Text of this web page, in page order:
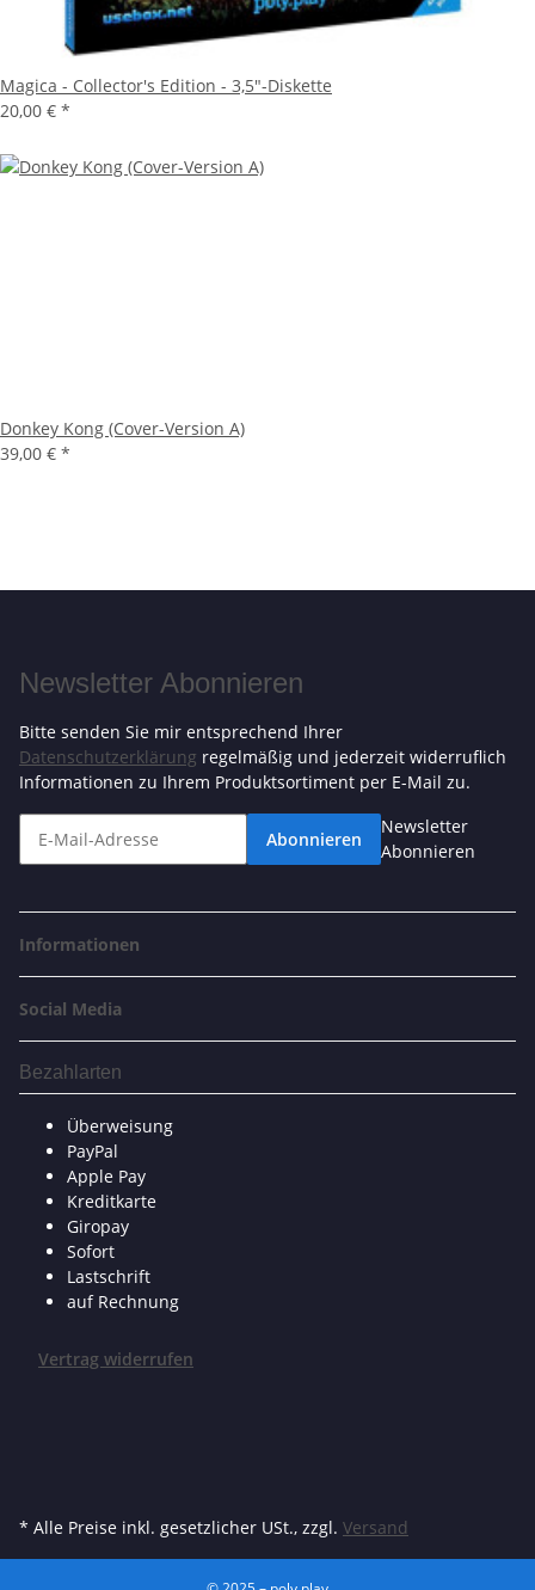
Magica - Collector's Edition - 3,5"-Diskette
20,00 € *
Donkey Kong (Cover-Version A)
39,00 € *
Newsletter Abonnieren
Bitte senden Sie mir entsprechend Ihrer
Datenschutzerklärung regelmäßig und jederzeit widerruflich
Informationen zu Ihrem Produktsortiment per E-Mail zu.
Abonnieren
Newsletter
Abonnieren
Informationen
Social Media
Bezahlarten
Überweisung
PayPal
Apple Pay
Kreditkarte
Giropay
Sofort
Lastschrift
auf Rechnung
Vertrag widerrufen
* Alle Preise inkl. gesetzlicher USt., zzgl. Versand